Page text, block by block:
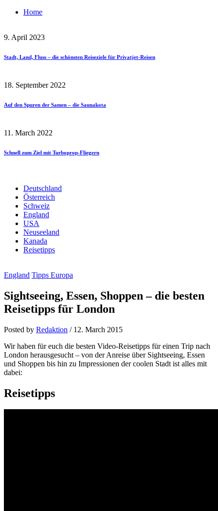
Home
9. April 2023
Stadt, Land, Fluss – die schönsten Reiseziele für Privatjet-Reisen
18. September 2022
Auf den Spuren der Samen – die Saunakota
11. March 2022
Schnell zum Ziel mit Turboprop-Fliegern
Deutschland
Österreich
Schweiz
England
USA
Neuseeland
Kanada
Reisetipps
England Tipps Europa
Sightseeing, Essen, Shoppen – die besten
Reisetipps für London
Posted by Redaktion / 12. March 2015
Wir haben für euch die besten Video-Reisetipps für einen Trip nach
London herausgesucht – von der Anreise über Sightseeing, Essen
und Shoppen bis hin zu Impressionen der coolen Stadt ist alles mit
dabei:
Reisetipps